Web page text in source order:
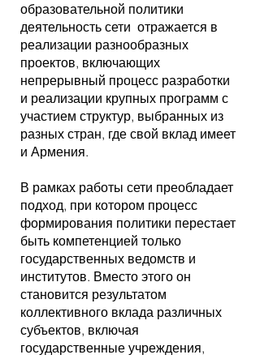
образовательной политики
деятельность сети отражается в
реализации разнообразных
проектов, включающих
непрерывный процесс разработки
и реализации крупных программ с
участием структур, выбранных из
разных стран, где свой вклад имеет
и Армения.
В рамках работы сети преобладает
подход, при котором процесс
формирования политики перестает
быть компетенцией только
государственных ведомств и
институтов. Вместо этого он
становится результатом
коллективного вклада различных
субъектов, включая
государственные учреждения,